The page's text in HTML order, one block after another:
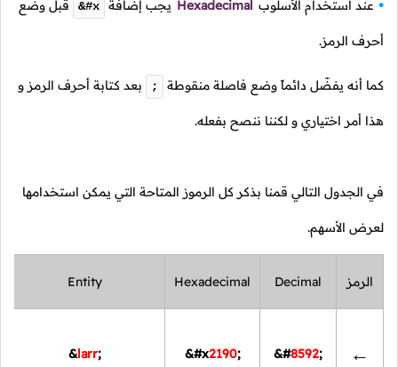
عند استخدام الأسلوب Hexadecimal يجب إضافة &#x قبل وضع
أحرف الرمز.
كما أنه يفضّل دائماً وضع فاصلة منقوطة ; بعد كتابة أحرف الرمز و
هذا أمر اختياري و لكننا ننصح بفعله.
في الجدول التالي قمنا بذكر كل الرموز المتاحة التي يمكن استخدامها
لعرض الأسهم.
الرمز Decimal
Hexadecimal
Entity
←
&#8592;
&#x2190;
&larr;